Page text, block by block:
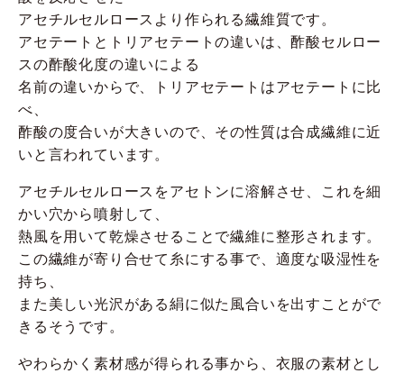
アセチルセルロースより作られる繊維質です。
アセテートとトリアセテートの違いは、酢酸セルロー
スの酢酸化度の違いによる
名前の違いからで、トリアセテートはアセテートに比
べ、
酢酸の度合いが大きいので、その性質は合成繊維に近
いと言われています。
アセチルセルロースをアセトンに溶解させ、これを細
かい穴から噴射して、
熱風を用いて乾燥させることで繊維に整形されます。
この繊維が寄り合せて糸にする事で、適度な吸湿性を
持ち、
また美しい光沢がある絹に似た風合いを出すことがで
きるそうです。
やわらかく素材感が得られる事から、衣服の素材とし